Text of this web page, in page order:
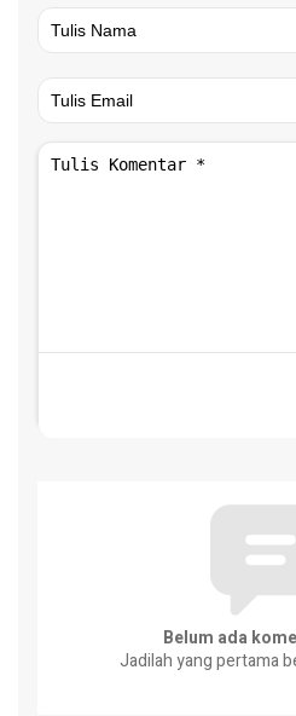
Belum ada
Jadilah yang pertama